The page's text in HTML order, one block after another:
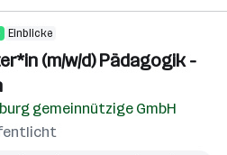
Einblicke
(m/w/d) Pädagogik -
gemeinnützige GmbH